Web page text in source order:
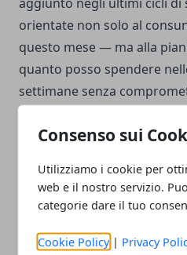
Consenso sui
Utilizziamo i cookie per
web e il nostro servizio.
categorie dare il tuo
Cookie Policy | Privacy
orientate non solo al
questo mese — ma alla
quanto posso spendere
settimane senza
particolarmente efficace in
ricorrenti già pianificate,
ritmo di spesa storico per
automaticamente. La